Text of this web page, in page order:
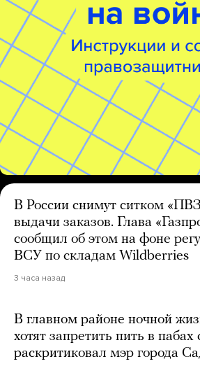
В России снимут ситком
выдачи заказов. Глава
сообщил об этом на фоне
ВСУ по складам Wildberries
3 часа назад
В главном районе ночной
хотят запретить пить в
раскритиковал мэр города